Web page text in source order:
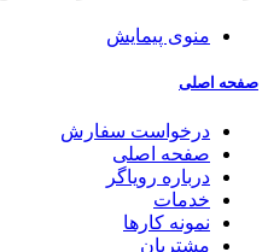
منوی پیمایش
صفحه اصلی
درخواست سفارش
صفحه اصلی
درباره رویاگر
خدمات
نمونه کارها
مشتریان